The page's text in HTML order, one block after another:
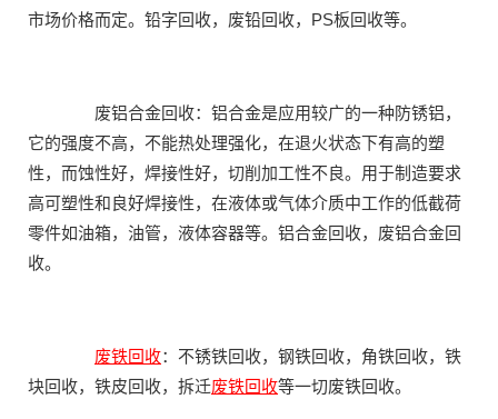
市场价格而定。铅字回收，废铅回收，PS板回收等。
废铝合金回收：铝合金是应用较广的一种防锈铝，
它的强度不高，不能热处理强化，在退火状态下有高的塑
性，而蚀性好，焊接性好，切削加工性不良。用于制造要求
高可塑性和良好焊接性，在液体或气体介质中工作的低截荷
零件如油箱，油管，液体容器等。铝合金回收，废铝合金回
收。
废铁回收：不锈铁回收，钢铁回收，角铁回收，铁
块回收，铁皮回收，拆迁废铁回收等一切废铁回收。